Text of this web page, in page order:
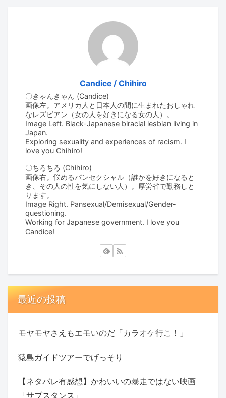
Candice / Chihiro
〇きゃんきゃん (Candice)
画像左。アメリカ人と日本人の間に生まれたおしゃれ
なレズビアン（女の人を好きになる女の人）。
Image Left. Black-Japanese biracial lesbian living in
Japan.
Exploring sexuality and experiences of racism. I
love you Chihiro!
〇ちろちろ (Chihiro)
画像右。悩めるパンセクシャル（誰かを好きになると
き、その人の性を気にしない人）。厚労省で勤務しと
ります。
Image Right. Pansexual/Demisexual/Gender-
questioning.
Working for Japanese government. I love you
Candice!
最近の投稿
モヤモヤさえもエモいのだ「カラオケ行こ！」
猿島ガイドツアーでげっそり
【ネタバレ有感想】かわいいの暴走ではない映画
「サブスタンス」